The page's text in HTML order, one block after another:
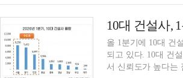
10대 건설사,
올 1분기에 10대 건
되고 있다. 10대 건
서 신뢰도가 높다는